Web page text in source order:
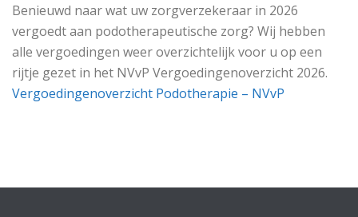
Benieuwd naar wat uw zorgverzekeraar in 2026
vergoedt aan podotherapeutische zorg? Wij hebben
alle vergoedingen weer overzichtelijk voor u op een
rijtje gezet in het NVvP Vergoedingenoverzicht 2026.
Vergoedingenoverzicht Podotherapie – NVvP